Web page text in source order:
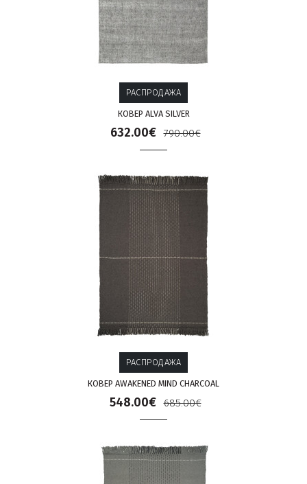
РАСПРОДАЖА
КОВЕР ALVA SILVER
632.00€ 790.00€
РАСПРОДАЖА
КОВЕР AWAKENED MIND CHARCOAL
548.00€ 685.00€